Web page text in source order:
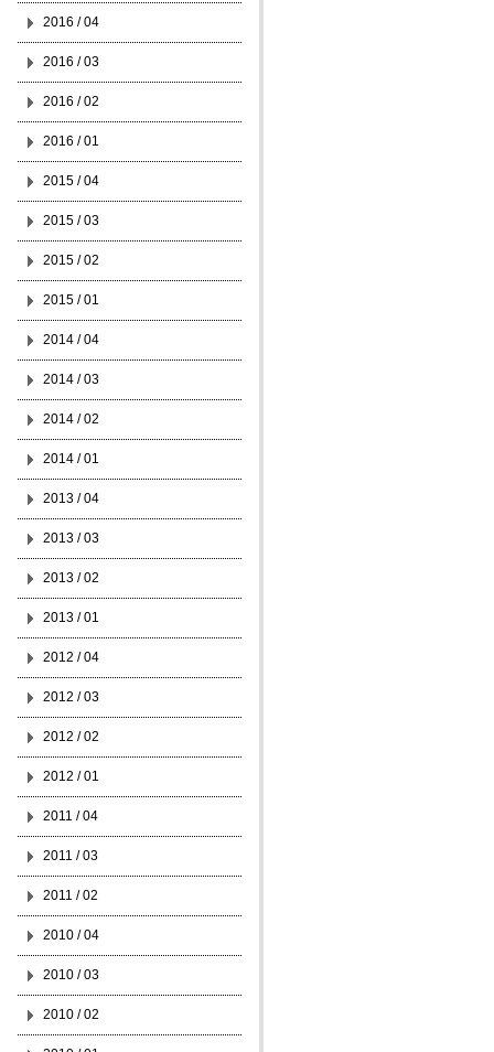
2016 / 04
2016 / 03
2016 / 02
2016 / 01
2015 / 04
2015 / 03
2015 / 02
2015 / 01
2014 / 04
2014 / 03
2014 / 02
2014 / 01
2013 / 04
2013 / 03
2013 / 02
2013 / 01
2012 / 04
2012 / 03
2012 / 02
2012 / 01
2011 / 04
2011 / 03
2011 / 02
2010 / 04
2010 / 03
2010 / 02